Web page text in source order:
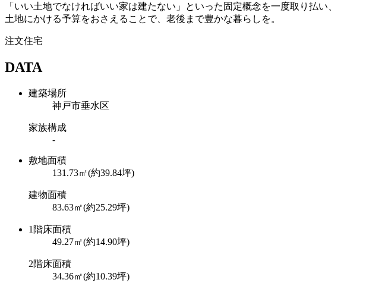
「いい土地でなければいい家は建たない」といった固定概念を一度取り払い、
土地にかける予算をおさえることで、老後まで豊かな暮らしを。
注文住宅
DATA
建築場所
神戸市垂水区
家族構成
-
敷地面積
131.73㎡(約39.84坪)
建物面積
83.63㎡(約25.29坪)
1階床面積
49.27㎡(約14.90坪)
2階床面積
34.36㎡(約10.39坪)